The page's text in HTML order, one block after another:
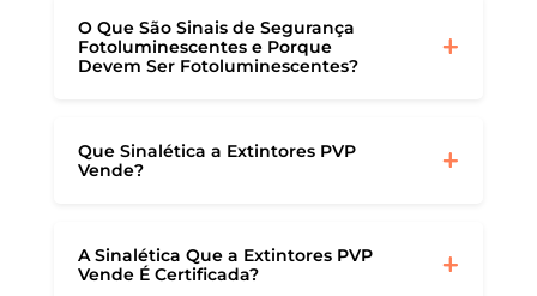
O Que São Sinais de Segurança
Fotoluminescentes e Porque
Devem Ser Fotoluminescentes?
Que Sinalética a Extintores PVP
Vende?
A Sinalética Que a Extintores PVP
Vende É Certificada?